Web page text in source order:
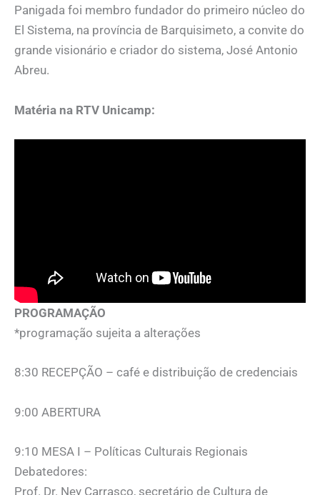
Panigada foi membro fundador do primeiro núcleo do
El Sistema, na província de Barquisimeto, a convite do
grande visionário e criador do sistema, José Antonio
Abreu.
Matéria na RTV Unicamp:
PROGRAMAÇÃO
*programação sujeita a alterações
8:30 RECEPÇÃO – café e distribuição de credenciais
9:00 ABERTURA
9:10 MESA I – Políticas Culturais Regionais
Debatedores:
Prof. Dr. Ney Carrasco, secretário de Cultura de